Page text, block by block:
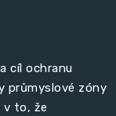
cíl ochranu
průmyslové zóny
v to, že